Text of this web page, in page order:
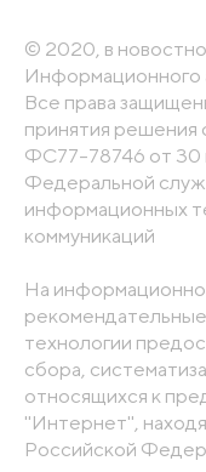
© 2020, в
Информационного
Все права
принятия
ФС77-78746 от 30
Федеральной
информационных
коммуникаций
На
технологии
сбора,
относящихся к
"Интернет",
Российской